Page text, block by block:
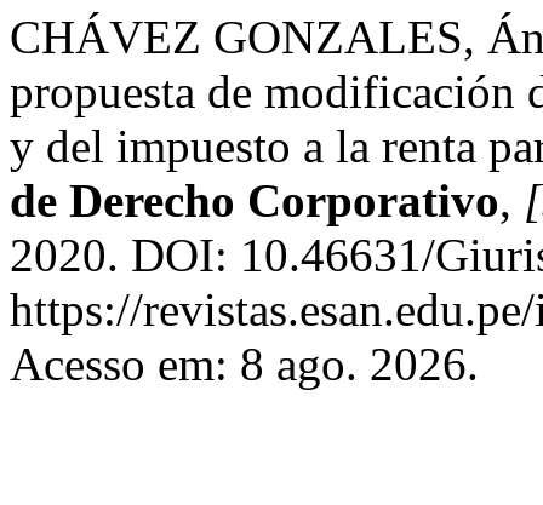
CHÁVEZ GONZALES,
propuesta de modificación
y del impuesto a la renta
de Derecho Corporativo,
2020. DOI: 10.46631/
https://
Acesso em: 8 ago. 2026.